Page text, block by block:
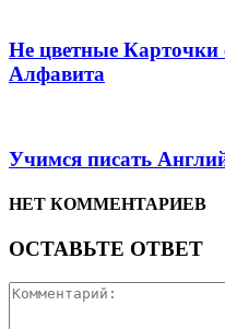
Не цветные Карточки
Алфавита
Учимся писать
НЕТ КОММЕНТАРИЕВ
ОСТАВЬТЕ ОТВЕТ